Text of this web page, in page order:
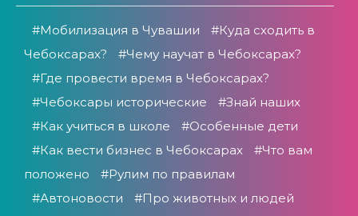
#Мобилизация в Чувашии
#Куда сходить в
Чебоксарах?
#Чему научат в Чебоксарах?
#Где провести время в Чебоксарах?
#Чебоксары исторические
#Знай наших
#Как учиться в школе
#Особенные дети
#Как вести бизнес в Чебоксарах
#Что вам
положено
#Рулим по правилам
#Автоновости
#Про животных и людей